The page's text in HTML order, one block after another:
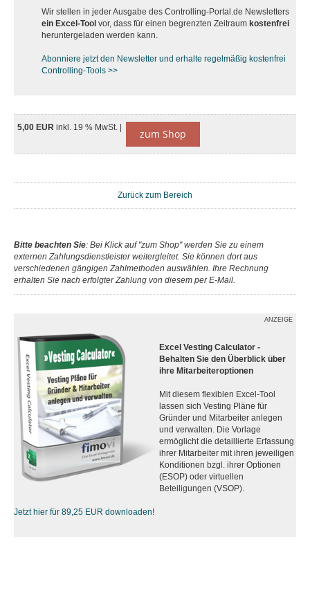
Wir stellen in jeder Ausgabe des Controlling-Portal.de Newsletters
ein Excel-Tool vor, dass für einen begrenzten Zeitraum kostenfrei
heruntergeladen werden kann.
Abonniere jetzt den Newsletter und erhalte regelmäßig kostenfrei
Controlling-Tools >>
5,00 EUR inkl. 19 % MwSt. | zum Shop
Zurück zum Bereich
Bitte beachten Sie: Bei Klick auf "zum Shop" werden Sie zu einem
externen Zahlungsdienstleister weitergleitet. Sie können dort aus
verschiedenen gängigen Zahlmethoden auswählen. Ihre Rechnung
erhalten Sie nach erfolgter Zahlung von diesem per E-Mail.
ANZEIGE
Excel Vesting Calculator -
Behalten Sie den Überblick über
ihre Mitarbeiteroptionen
Mit diesem flexiblen Excel-Tool
lassen sich Vesting Pläne für
Gründer und Mitarbeiter anlegen
und verwalten. Die Vorlage
ermöglicht die detaillierte Erfassung
ihrer Mitarbeiter mit ihren jeweiligen
Konditionen bzgl. ihrer Optionen
(ESOP) oder virtuellen
Beteiligungen (VSOP).
Jetzt hier für 89,25 EUR downloaden!